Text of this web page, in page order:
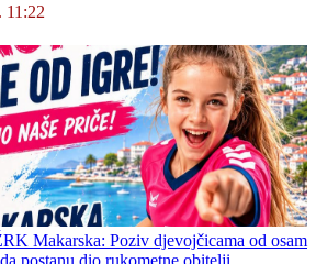
11:22
Makarska: Poziv djevojčicama od osam
postanu dio rukometne obitelji